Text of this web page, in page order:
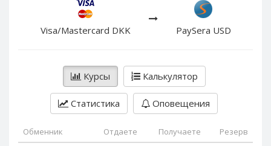
Visa/Mastercard DKK PaySera USD
Курсы Калькулятор
Статистика Оповещения
Обменник Отдаете Получаете Резерв
PayPal HKD
PayPal NZD
PayPal NOK
PayPal PLN
PayPal SEK
PayPal DKK
PayPal HKD
PayPal NZD
PayPal NOK
PayPal PLN
PayPal SEK